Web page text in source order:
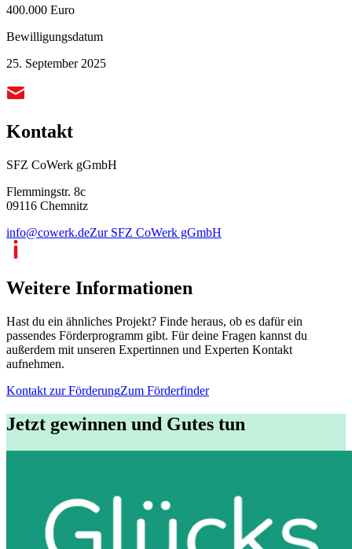
400.000 Euro
Bewilligungsdatum
25. September 2025
Kontakt
SFZ CoWerk gGmbH
Flemmingstr. 8c
09116 Chemnitz
info@cowerk.deZur SFZ CoWerk gGmbH
Weitere Informationen
Hast du ein ähnliches Projekt? Finde heraus, ob es dafür ein
passendes Förderprogramm gibt. Für deine Fragen kannst du
außerdem mit unseren Expertinnen und Experten Kontakt
aufnehmen.
Kontakt zur FörderungZum Förderfinder
Jetzt gewinnen und Gutes tun